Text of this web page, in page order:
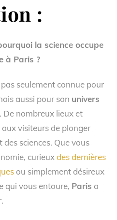
:
la science occupe
à Paris ?
pas seulement connue pour
aussi pour son univers
De nombreux lieux et
visiteurs de plonger
sciences. Que vous
curieuxdes dernières
ou simplement désireux
qui vous entoure, Paris a